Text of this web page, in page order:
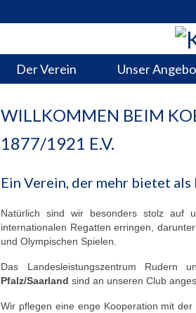
Der Verein Unser
WILLKOMMEN BEIM
1877/1921 E.V.
Ein Verein, der mehr bietet als
Natürlich sind wir besonders stolz auf
internationalen Regatten erringen,
und Olympischen Spielen.
Das Landesleistungszentrum
Pfalz/Saarland sind an unseren Club
Wir pflegen eine enge Kooperation mit der